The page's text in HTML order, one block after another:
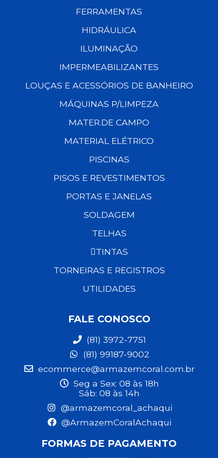
FERRAMENTAS
HIDRÁULICA
ILUMINAÇÃO
IMPERMEABILIZANTES
LOUÇAS E ACESSÓRIOS DE BANHEIRO
MÁQUINAS P/LIMPEZA
MATER.DE CAMPO
MATERIAL ELÉTRICO
PISCINAS
PISOS E REVESTIMENTOS
PORTAS E JANELAS
SOLDAGEM
TELHAS
TINTAS
TORNEIRAS E REGISTROS
UTILIDADES
FALE CONOSCO
(81) 3972-7751
(81) 99187-9002
ecommerce@armazemcoral.com.br
Seg a Sex: 08 às 18h
Sáb: 08 às 14h
@armazemcoral_achaqui
@ArmazemCoralAchaqui
FORMAS DE PAGAMENTO